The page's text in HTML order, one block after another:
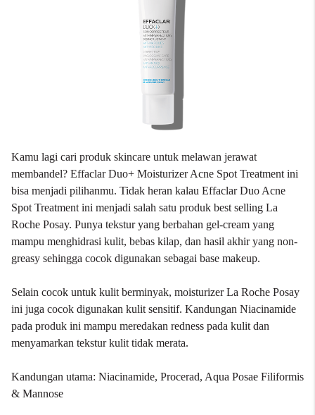
Kamu lagi cari produk skincare untuk melawan jerawat
membandel? Effaclar Duo+ Moisturizer Acne Spot Treatment ini
bisa menjadi pilihanmu. Tidak heran kalau Effaclar Duo Acne
Spot Treatment ini menjadi salah satu produk best selling La
Roche Posay. Punya tekstur yang berbahan gel-cream yang
mampu menghidrasi kulit, bebas kilap, dan hasil akhir yang non-
greasy sehingga cocok digunakan sebagai base makeup.
Selain cocok untuk kulit berminyak, moisturizer La Roche Posay
ini juga cocok digunakan kulit sensitif. Kandungan Niacinamide
pada produk ini mampu meredakan redness pada kulit dan
menyamarkan tekstur kulit tidak merata.
Kandungan utama: Niacinamide, Procerad, Aqua Posae Filiformis
& Mannose